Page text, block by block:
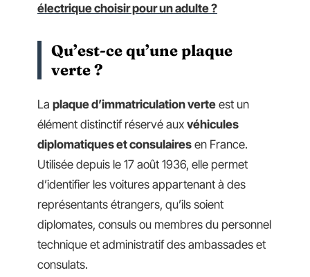
électrique choisir pour un adulte ?
Qu’est-ce qu’une plaque
verte ?
La plaque d’immatriculation verte est un
élément distinctif réservé aux véhicules
diplomatiques et consulaires en France.
Utilisée depuis le 17 août 1936, elle permet
d’identifier les voitures appartenant à des
représentants étrangers, qu’ils soient
diplomates, consuls ou membres du personnel
technique et administratif des ambassades et
consulats.